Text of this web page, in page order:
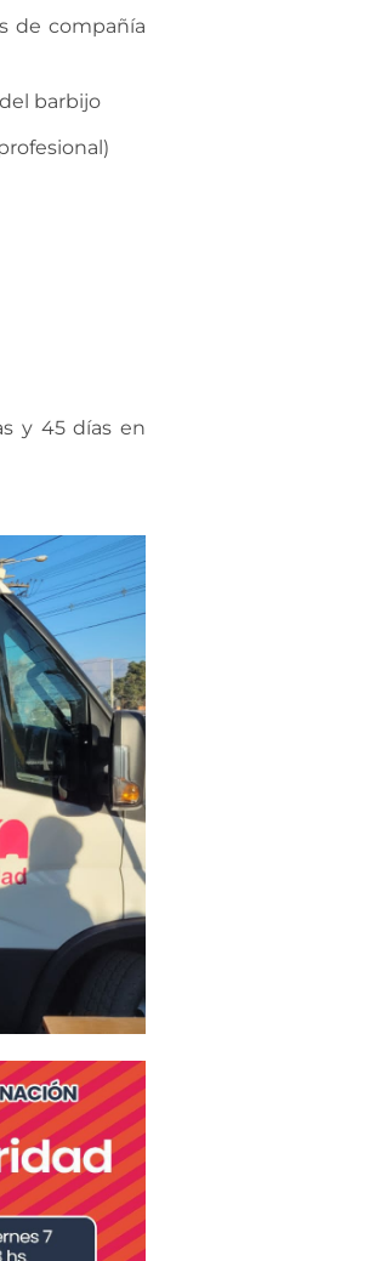
de compañía
barbijo
y 45 días en